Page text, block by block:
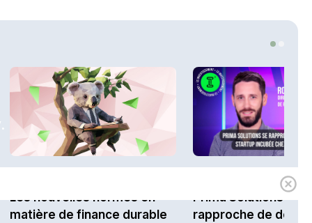
Les nouvelles normes en
matière de finance durable
Prima Solutions se
rapproche de